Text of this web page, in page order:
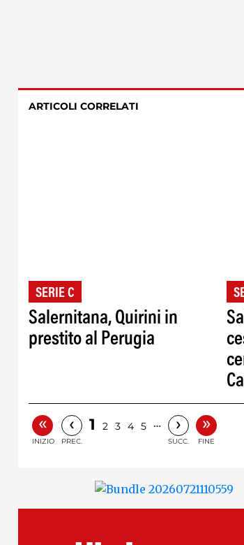
ARTICOLI CORRELATI
SERIE C
Salernitana, Quirini in
prestito al Perugia
«
INIZIO
‹
PREC.
1 2 3 4 5 … ›
SUCC.
»
FINE